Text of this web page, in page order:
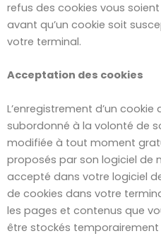
refus des cookies vous
avant qu’un cookie soit
votre terminal.
Acceptation des cookies
L’enregistrement d’un
subordonné à la volonté de
modifiée à tout moment
proposés par son logiciel de
accepté dans votre logiciel
de cookies dans votre
les pages et contenus que
être stockés